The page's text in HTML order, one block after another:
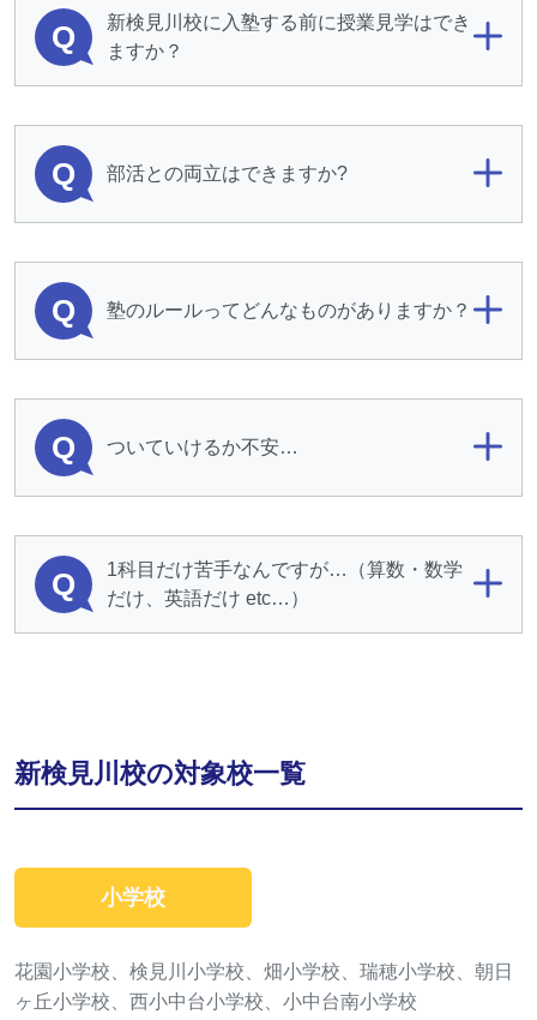
Q
新検見川校に入塾する前に授業見学はでき
ますか？
Q 部活との両立はできますか?
Q 塾のルールってどんなものがありますか？
Q ついていけるか不安…
Q
1科目だけ苦手なんですが…（算数・数学
だけ、英語だけ etc…）
新検見川校の対象校一覧
小学校
花園小学校、検見川小学校、畑小学校、瑞穂小学校、朝日
ヶ丘小学校、西小中台小学校、小中台南小学校